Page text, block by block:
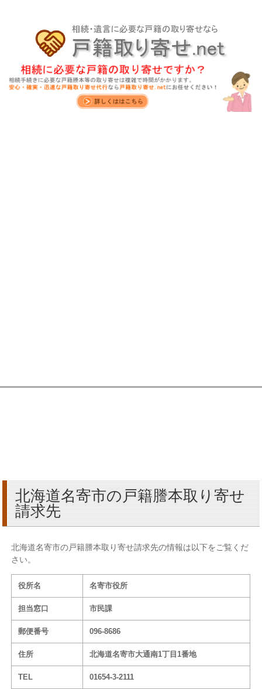
北海道名寄市の戸籍謄本取り寄せ
請求先
北海道名寄市の戸籍謄本取り寄せ請求先の情報は以下をご覧くだ
さい。
役所名 名寄市役所
担当窓口 市民課
郵便番号 096-8686
住所 北海道名寄市大通南1丁目1番地
TEL 01654-3-2111